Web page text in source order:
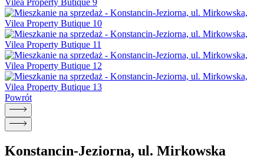
Powrót
Konstancin-Jeziorna, ul. Mirkowska